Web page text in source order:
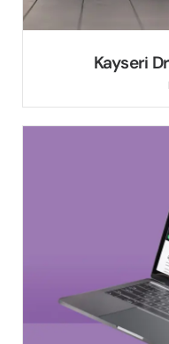
Kayseri